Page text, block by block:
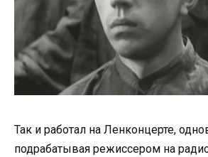
Так и работал на Ленконцерте,
подрабатывая режиссером на